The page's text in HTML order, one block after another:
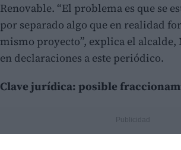
Renovable. “El problema es que se
por separado algo que en realidad
mismo proyecto”, explica el alcalde,
en declaraciones a este periódico.
Clave jurídica: posible